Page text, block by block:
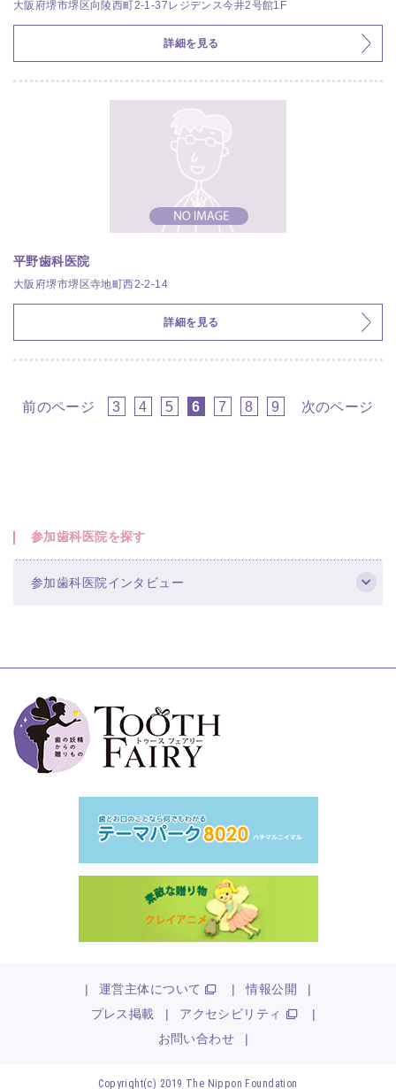
大阪府堺市堺区向陵西町2-1-37レジデンス今井2号館1F
詳細を見る
平野歯科医院
大阪府堺市堺区寺地町西2-2-14
詳細を見る
前のページ 3 4 5 6 7 8 9 次のページ
参加歯科医院を探す
参加歯科医院インタビュー
| 運営主体について | 情報公開
|
プレス掲載
| アクセシビリティ
|
お問い合わせ
|
Copyright(c) 2019 The Nippon Foundation